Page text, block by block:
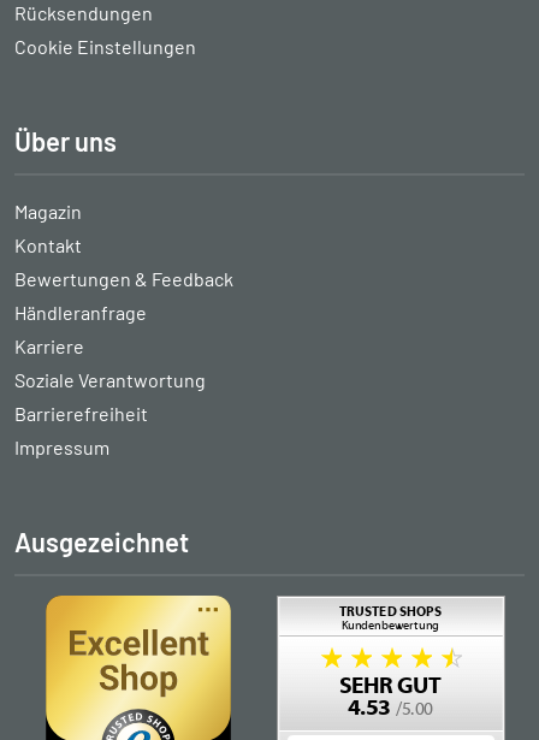
Rücksendungen
Cookie Einstellungen
Über uns
Magazin
Kontakt
Bewertungen & Feedback
Händleranfrage
Karriere
Soziale Verantwortung
Barrierefreiheit
Impressum
Ausgezeichnet